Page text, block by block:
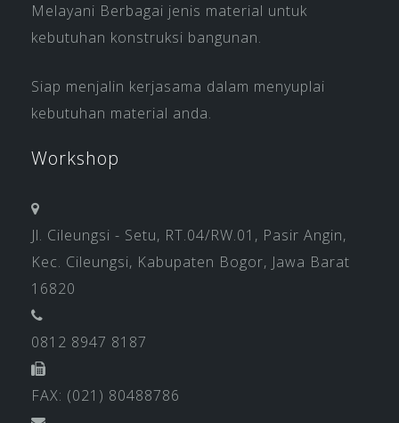
Melayani Berbagai jenis material untuk
kebutuhan konstruksi bangunan.
Siap menjalin kerjasama dalam menyuplai
kebutuhan material anda.
Workshop
Jl. Cileungsi - Setu, RT.04/RW.01, Pasir Angin,
Kec. Cileungsi, Kabupaten Bogor, Jawa Barat
16820
0812 8947 8187
FAX: (021) 80488786